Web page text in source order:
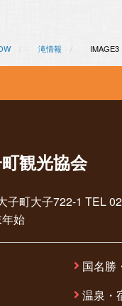
滝情報 IMAGE3
観光協会
子町大子722-1 TEL
始
国名勝
温泉・